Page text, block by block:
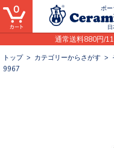
ポ
日
通常送料880円/
0
トップ> カテゴリーからさがす >
9967